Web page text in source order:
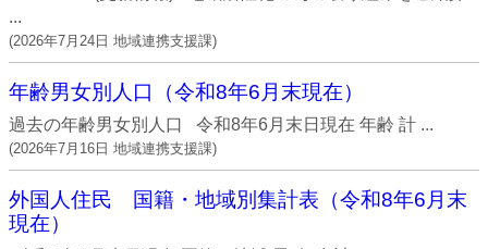
...
(2026年7月24日 地域連携支援課)
年齢男女別人口（令和8年6月末現在）
過去の年齢男女別人口 令和8年6月末日現在 年齢 計 ...
(2026年7月16日 地域連携支援課)
外国人住民 国籍・地域別集計表（令和8年6月末
現在）